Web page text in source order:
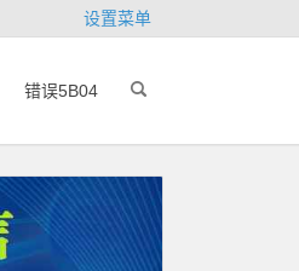
设置菜单
错误5B04